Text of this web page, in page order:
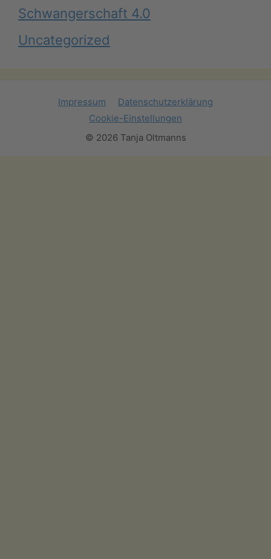
Schwangerschaft 4.0
Uncategorized
Impressum
Datenschutzerklärung
Cookie-Einstellungen
© 2026 Tanja Oltmanns